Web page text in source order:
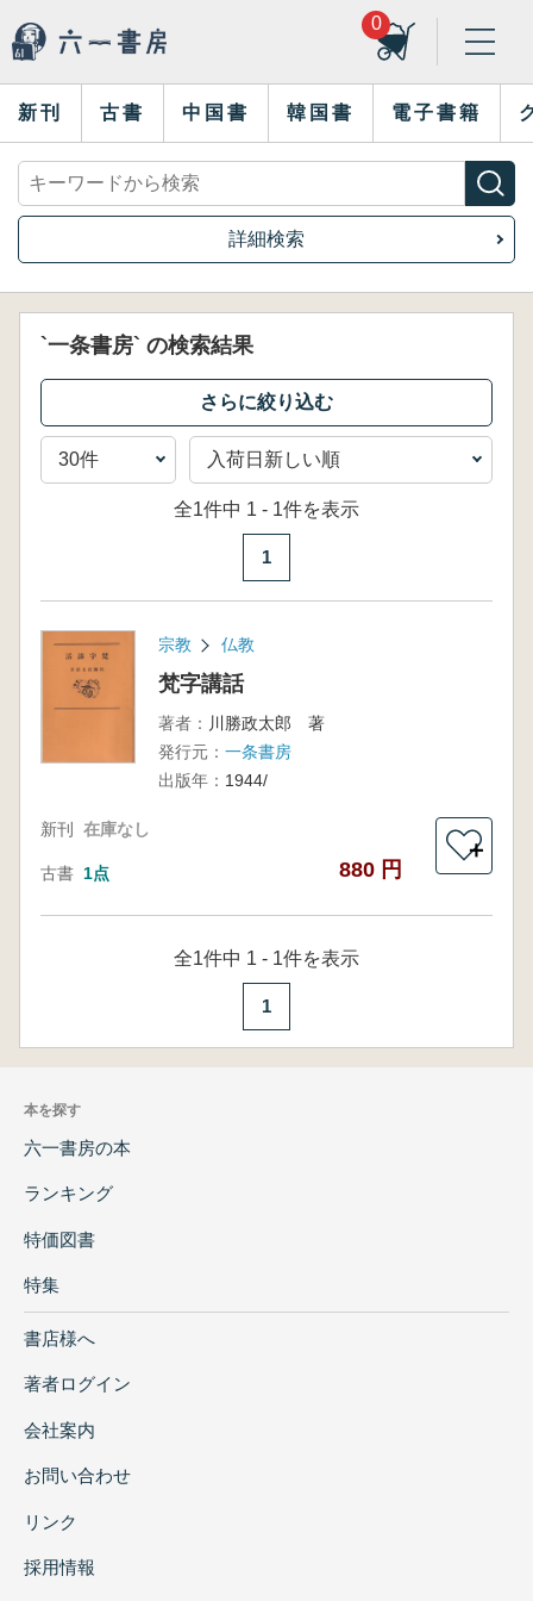
0
新刊 古書 中国書 韓国書 電子書籍
詳細検索
`一条書房` の検索結果
全1件中 1 - 1件を表示
1
宗教 仏教
梵字講話
著者： 川勝政太郎 著
発行元： 一条書房
出版年： 1944/
新刊 在庫なし
古書 1点 880 円
＋
全1件中 1 - 1件を表示
1
本を探す
六一書房の本
ランキング
特価図書
特集
書店様へ
著者ログイン
会社案内
お問い合わせ
リンク
採用情報